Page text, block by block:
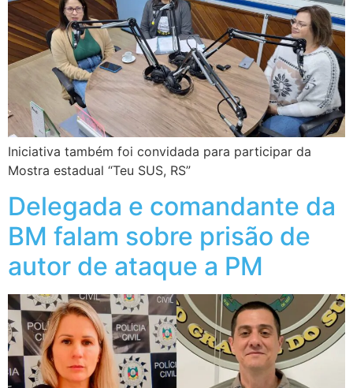
Iniciativa também foi convidada para participar da
Mostra estadual “Teu SUS, RS”
Delegada e comandante da
BM falam sobre prisão de
autor de ataque a PM